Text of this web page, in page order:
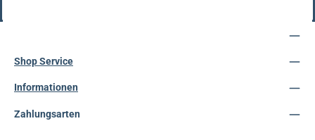
Shop Service
Informationen
Zahlungsarten